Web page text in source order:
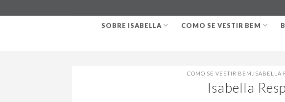
SOBRE ISABELLA COMO SE VESTIR BEM
COMO SE VESTIR BEM ISABELLA
Isabella